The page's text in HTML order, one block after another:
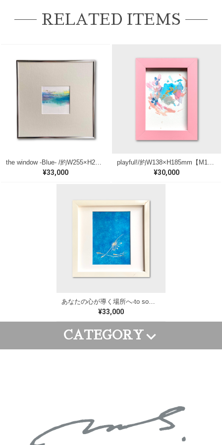
RELATED ITEMS
¥33,000 ¥30,000
あなたの心が導く場所へ-to somewhere your heart leads/約W250×H250mm【M192】
¥33,000
CATEGORY
FRAME ART CANVAS ART